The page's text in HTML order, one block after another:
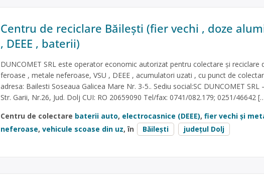
Centru de reciclare Băilești (fier vechi , doze
, DEEE , baterii)
DUNCOMET SRL este operator economic autorizat pentru colectare și reciclare
feroase , metale neferoase, VSU , DEEE , acumulatori uzati , cu punct de
adresa: Bailesti Soseaua Galicea Mare Nr. 3-5.. Sediu social:SC DUNCOMET SRL
Str. Garii, Nr.26, Jud. Dolj CUI: RO 20659090 Tel/fax: 0741/082.179; 0251/46642
Centru de colectare baterii auto, electrocasnice (DEEE), fier vechi și
neferoase, vehicule scoase din uz, în Băilești județul Dolj